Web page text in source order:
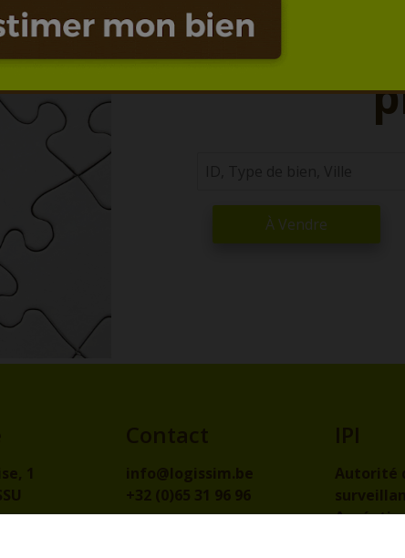
Oups,
À Vendre
1
Contact
info@logissim.be
+32 (0)65 31 96 96
IPI
Autorité